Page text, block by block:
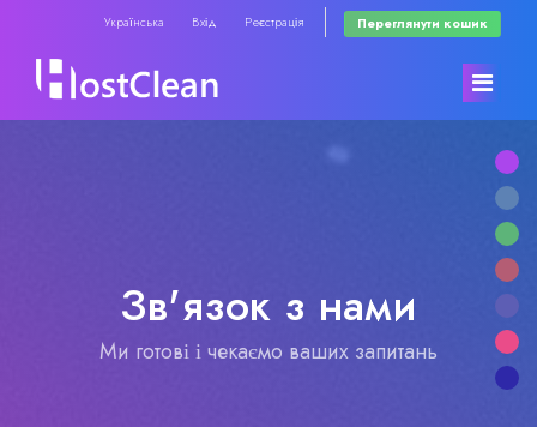
Українська Вхід Реєстрація Переглянути кошик
Browse All
СповіщенняЗв'язок з нами
Ми готові і чекаємо ваших запитань